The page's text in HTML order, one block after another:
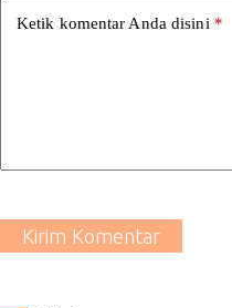
Ketik komentar Anda disini *
Kirim Komentar